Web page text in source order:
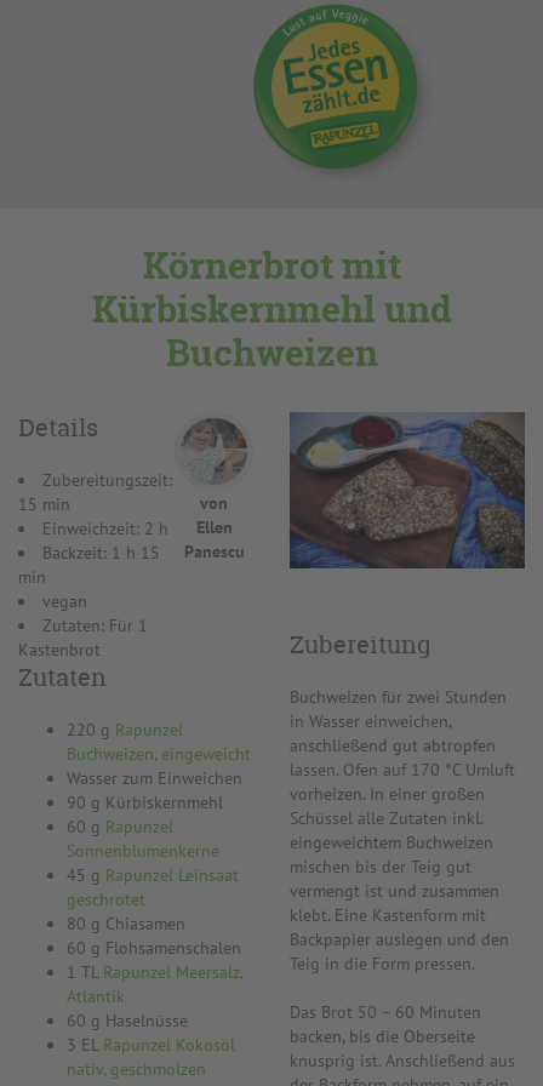
Körnerbrot mit
Kürbiskernmehl und
Buchweizen
von
Ellen
Panescu
Details
Zubereitungszeit:
15 min
Einweichzeit: 2 h
Backzeit: 1 h 15
min
vegan
Zutaten: Für 1
Kastenbrot
Zutaten
220 g Rapunzel
Buchweizen, eingeweicht
Wasser zum Einweichen
90 g Kürbiskernmehl
60 g Rapunzel
Sonnenblumenkerne
45 g Rapunzel Leinsaat
geschrotet
80 g Chiasamen
60 g Flohsamenschalen
1 TL Rapunzel Meersalz,
Atlantik
60 g Haselnüsse
3 EL Rapunzel Kokosöl
nativ, geschmolzen
Zubereitung
Buchweizen für zwei Stunden
in Wasser einweichen,
anschließend gut abtropfen
lassen. Ofen auf 170 °C Umluft
vorheizen. In einer großen
Schüssel alle Zutaten inkl.
eingeweichtem Buchweizen
mischen bis der Teig gut
vermengt ist und zusammen
klebt. Eine Kastenform mit
Backpapier auslegen und den
Teig in die Form pressen.
Das Brot 50 – 60 Minuten
backen, bis die Oberseite
knusprig ist. Anschließend aus